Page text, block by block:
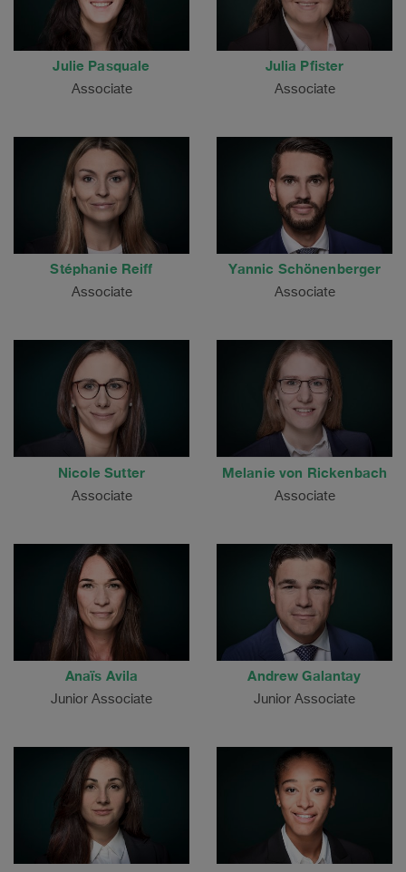
Julie Pasquale
Associate
Julia Pfister
Associate
Stéphanie Reiff
Associate
Yannic Schönenberger
Associate
Nicole Sutter
Associate
Melanie von Rickenbach
Associate
Anaïs Avila
Junior Associate
Andrew Galantay
Junior Associate